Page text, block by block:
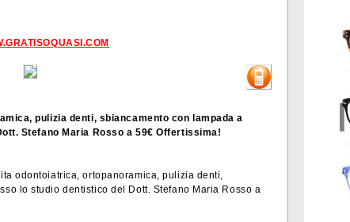
pulizia denti, sbiancamento con lampada a
Stefano Maria Rosso a 59€ Offertissima!
odontoiatrica, ortopanoramica, pulizia denti,
lo studio dentistico del Dott. Stefano Maria Rosso a